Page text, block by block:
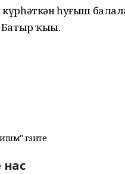
һуғыш
ҡыҙы.
гәзите